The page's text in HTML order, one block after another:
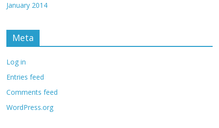
January 2014
Meta
Log in
Entries feed
Comments feed
WordPress.org